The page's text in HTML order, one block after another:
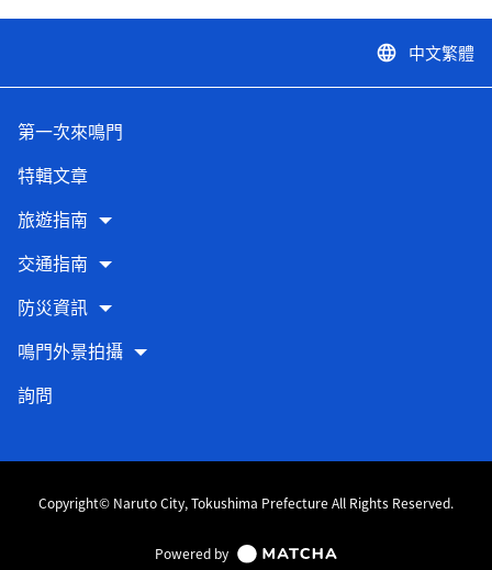
language 中文繁體
第一次來鳴門
特輯文章
旅遊指南
交通指南
防災資訊
鳴門外景拍攝
詢問
Copyright© Naruto City, Tokushima Prefecture All Rights Reserved.
Powered by